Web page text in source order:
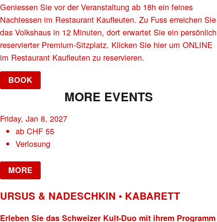
Geniessen Sie vor der Veranstaltung ab 18h ein feines
Nachtessen im Restaurant Kaufleuten. Zu Fuss erreichen Sie
das Volkshaus in 12 Minuten, dort erwartet Sie ein persönlich
reservierter Premium-Sitzplatz. Klicken Sie hier um ONLINE
im Restaurant Kaufleuten zu reservieren.
BOOK
MORE EVENTS
Friday, Jan 8, 2027
abCHF 55
Verlosung
MORE
URSUS & NADESCHKIN • KABARETT
Erleben Sie das Schweizer Kult-Duo mit ihrem Programm